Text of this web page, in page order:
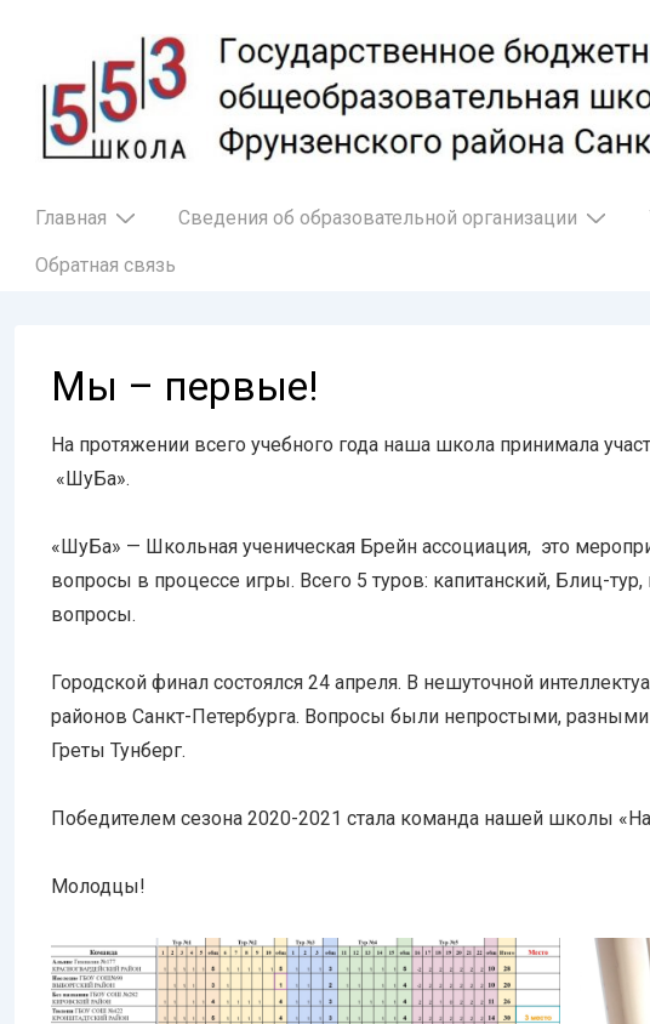
основному
содержимому
Основная
Главная Сведения об образовательной организации
Обратная связь
Мы – первые!
На протяжении всего учебного года наша школа принимала
«ШуБа».
«ШуБа» — Школьная ученическая Брейн ассоциация, это
вопросы в процессе игры. Всего 5 туров: капитанский, Блиц-
вопросы.
Городской финал состоялся 24 апреля. В нешуточной
районов Санкт-Петербурга. Вопросы были непростыми,
Греты Тунберг.
Победителем сезона 2020-2021 стала команда нашей школы
Молодцы!